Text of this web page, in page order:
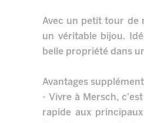
Avec un petit tour de
un véritable bijou.
belle propriété dans
Avantages
- Vivre à Mersch,
rapide aux